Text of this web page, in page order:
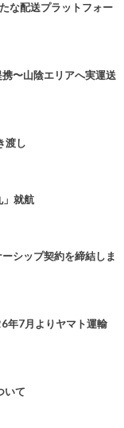
な配送プラットフォー
〜山陰エリアへ実運送
渡し
」就航
シップ契約を締結しま
年7月よりヤマト運輸
いて